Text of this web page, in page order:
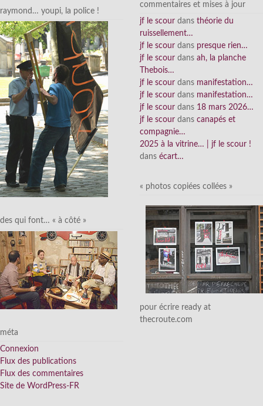
raymond… youpi, la police !
des qui font… « à côté »
méta
Connexion
Flux des publications
Flux des commentaires
Site de WordPress-FR
commentaires et mises à jour
jf le scour dans théorie du
ruissellement…
jf le scour dans presque rien…
jf le scour dans ah, la planche
Thebois…
jf le scour dans manifestation…
jf le scour dans manifestation…
jf le scour dans 18 mars 2026…
jf le scour dans canapés et
compagnie…
2025 à la vitrine… | jf le scour !
dans écart…
« photos copiées collées »
pour écrire ready at
thecroute.com